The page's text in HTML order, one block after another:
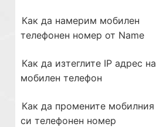
Как да намерим мобилен
телефонен номер от Name
Как да изтеглите IP адрес на
мобилен телефон
Как да промените мобилния
си телефонен номер